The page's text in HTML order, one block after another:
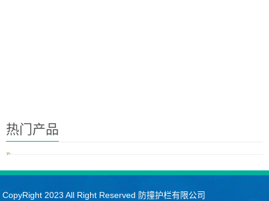
热门产品
CopyRight 2023 All Right Reserved 防撞护栏有限公司